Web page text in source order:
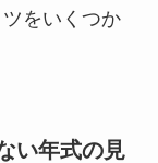
をいくつか
い年式の見